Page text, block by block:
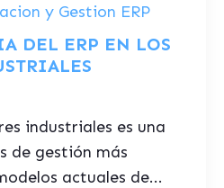
y Gestion ERP
DEL ERP EN LOS
industriales es una
de gestión más
actuales de...